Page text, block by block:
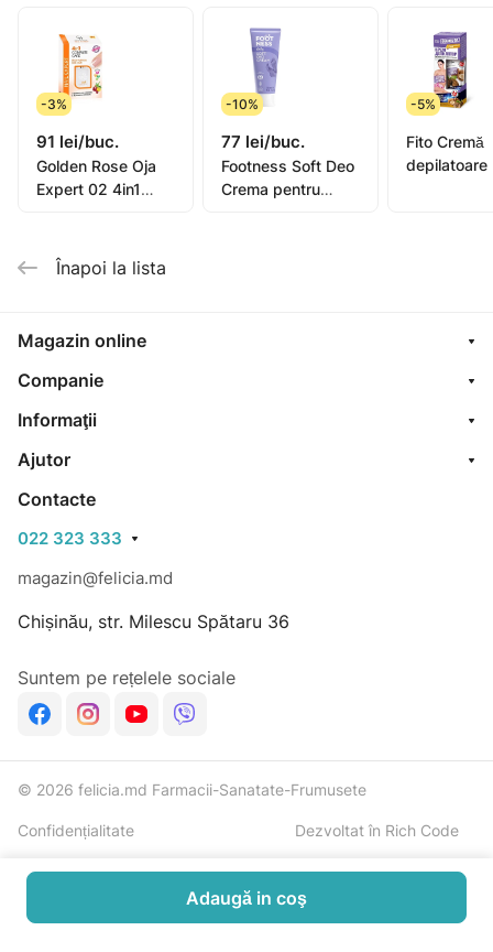
-3%
91 lei/buc.
Golden Rose Oja
Expert 02 4in1
-10%
77 lei/buc.
Footness Soft Deo
Crema pentru
-5%
Fito Cremă
depilatoare
Înapoi la lista
Magazin online
Companie
Informaţii
Ajutor
Contacte
022 323 333
magazin@felicia.md
Chișinău, str. Milescu Spătaru 36
Suntem pe rețelele sociale
© 2026 felicia.md Farmacii-Sanatate-Frumusete
Confidențialitate Dezvoltat în Rich Code
Adaugă in coş